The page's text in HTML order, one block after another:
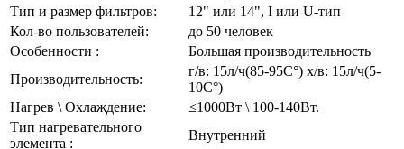
Тип и размер фильтров:
12" или 14", I или U-тип
Кол-во пользователей:
до 50 человек
Особенности :
Большая производительность
Производительность:
г/в: 15л/ч(85-95C°) х/в: 15л/ч(5-
10C°)
Нагрев \ Охлаждение:
≤1000Вт \ 100-140Вт.
Тип нагревательного
элемента :
Внутренний